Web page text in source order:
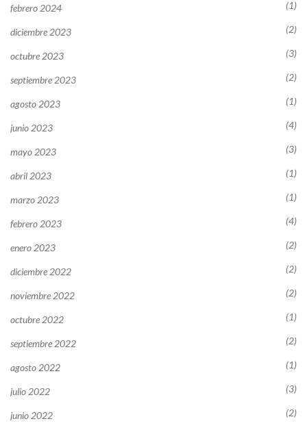
febrero 2024 (1)
diciembre 2023 (2)
octubre 2023 (3)
septiembre 2023 (2)
agosto 2023 (1)
junio 2023 (4)
mayo 2023 (3)
abril 2023 (1)
marzo 2023 (1)
febrero 2023 (4)
enero 2023 (2)
diciembre 2022 (2)
noviembre 2022 (2)
octubre 2022 (1)
septiembre 2022 (2)
agosto 2022 (1)
julio 2022 (3)
junio 2022 (2)